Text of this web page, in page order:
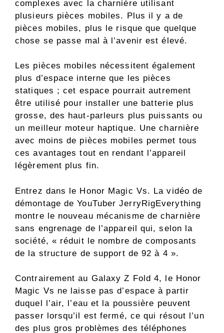
complexes avec la charnière utilisant
plusieurs pièces mobiles. Plus il y a de
pièces mobiles, plus le risque que quelque
chose se passe mal à l’avenir est élevé.
Les pièces mobiles nécessitent également
plus d’espace interne que les pièces
statiques ; cet espace pourrait autrement
être utilisé pour installer une batterie plus
grosse, des haut-parleurs plus puissants ou
un meilleur moteur haptique. Une charnière
avec moins de pièces mobiles permet tous
ces avantages tout en rendant l’appareil
légèrement plus fin.
Entrez dans le Honor Magic Vs. La vidéo de
démontage de YouTuber JerryRigEverything
montre le nouveau mécanisme de charnière
sans engrenage de l’appareil qui, selon la
société, « réduit le nombre de composants
de la structure de support de 92 à 4 ».
Contrairement au Galaxy Z Fold 4, le Honor
Magic Vs ne laisse pas d’espace à partir
duquel l’air, l’eau et la poussière peuvent
passer lorsqu’il est fermé, ce qui résout l’un
des plus gros problèmes des téléphones